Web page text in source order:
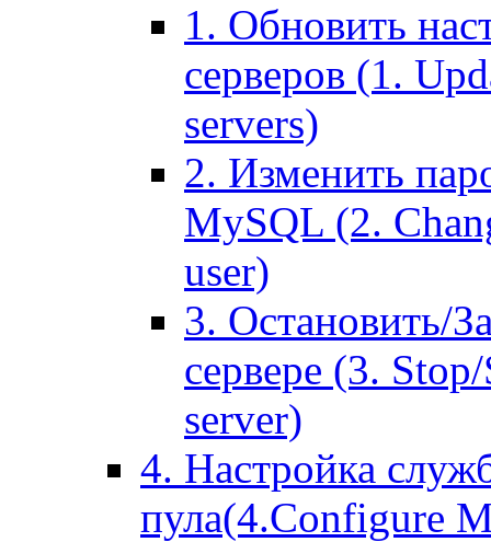
1. Обновить
серверов (1.
servers)
2. Изменить
MySQL (2.
user)
3. Остановить/
сервере (3.
server)
4. Настройка
пула(4.Configure